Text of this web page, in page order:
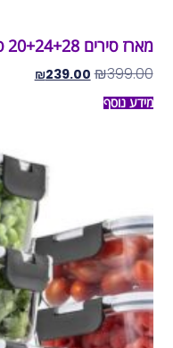
מארז סירים 20+24+28 ס”מ מבית Roso
₪399.00
₪239.00
מידע נוסף